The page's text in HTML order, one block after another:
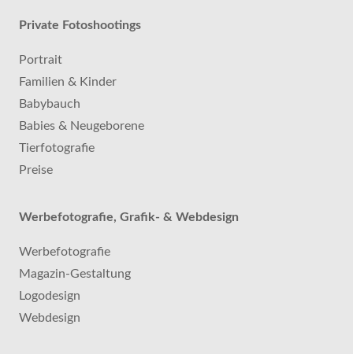
Private Fotoshootings
Portrait
Familien & Kinder
Babybauch
Babies & Neugeborene
Tierfotografie
Preise
Werbefotografie, Grafik- & Webdesign
Werbefotografie
Magazin-Gestaltung
Logodesign
Webdesign